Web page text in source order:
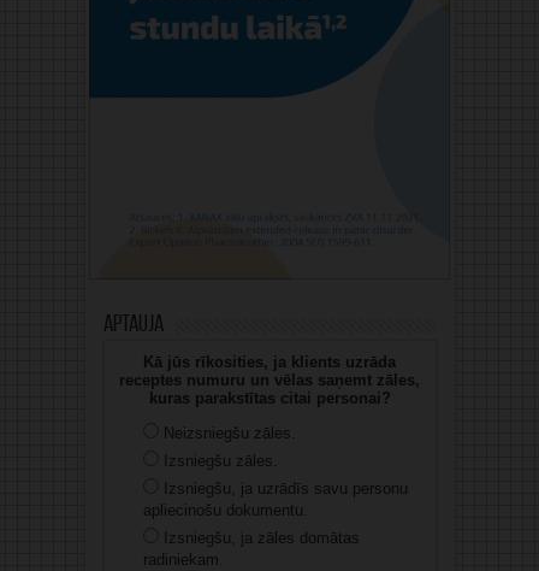
Aptauja
Kā jūs rīkosities, ja klients uzrāda
receptes numuru un vēlas saņemt zāles,
kuras parakstītas citai personai?
Neizsniegšu zāles.
Izsniegšu zāles.
Izsniegšu, ja uzrādīs savu personu
apliecinošu dokumentu.
Izsniegšu, ja zāles domātas
radiniekam.